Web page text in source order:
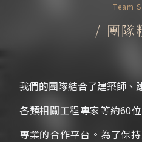
Team
/ 團隊
我們的團隊結合了建築師、
各類相關工程專家等約60
專業的合作平台。為了保